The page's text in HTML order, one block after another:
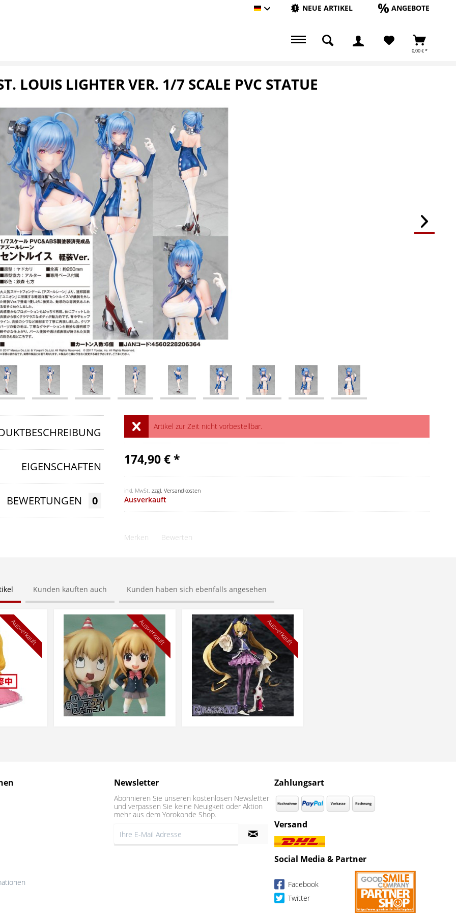
Hauptshop DeutschNEUE ARTIKEL ANGEBOTE
0,00 € *
LOUIS LIGHTER VER. 1/7 SCALE PVC STATUE
Artikel zur Zeit nicht vorbestellbar.
174,90 € *
inkl. MwSt. zzgl. Versandkosten
Ausverkauft
Merken Bewerten
EIGENSCHAFTEN
BEWERTUNGEN 0
Kunden kauften auch Kunden haben sich ebenfalls angesehen
Ausverkauft Ausverkauft Ausverkauft
Newsletter
Abonnieren Sie unseren kostenlosen Newsletter
und verpassen Sie keine Neuigkeit oder Aktion
mehr aus dem Yorokonde Shop.
Zahlungsart
Versand
Social Media & Partner
Facebook
Twitter